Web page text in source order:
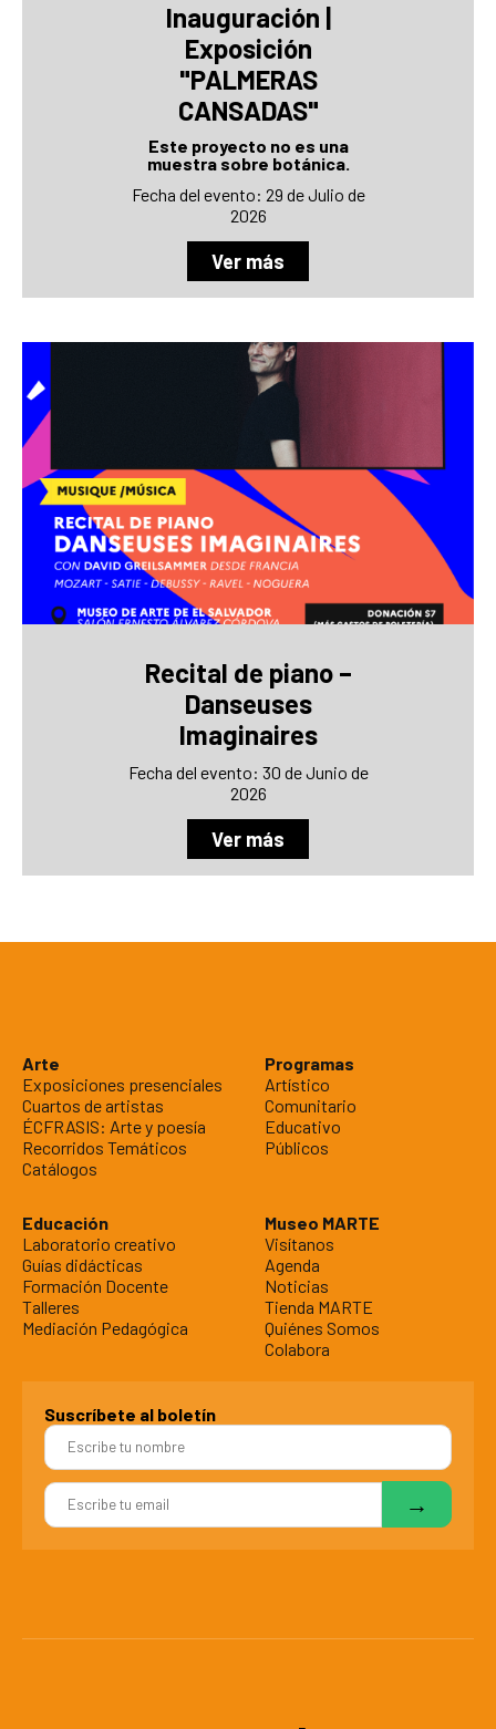
Inauguración |
Exposición
"PALMERAS
CANSADAS"
Este proyecto no es una
muestra sobre botánica.
Fecha del evento: 29 de Julio de
2026
Ver más
Recital de piano –
Danseuses
Imaginaires
Fecha del evento: 30 de Junio de
2026
Ver más
Arte
Exposiciones presenciales
Cuartos de artistas
ÉCFRASIS: Arte y poesía
Recorridos Temáticos
Catálogos
Programas
Artístico
Comunitario
Educativo
Públicos
Educación
Laboratorio creativo
Guías didácticas
Formación Docente
Talleres
Mediación Pedagógica
Museo MARTE
Visítanos
Agenda
Noticias
Tienda MARTE
Quiénes Somos
Colabora
Suscríbete al boletín